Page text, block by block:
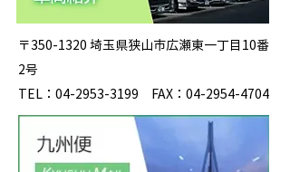
〒350-1320 埼玉県狭山市広瀬東一丁目10番
2号
TEL：04-2953-3199 FAX：04-2954-4704